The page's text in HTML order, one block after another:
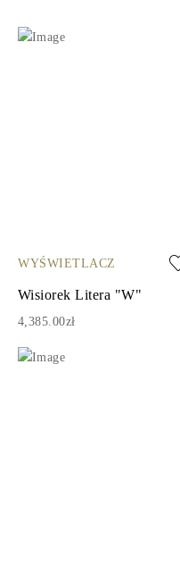
WYŚWIETLACZ
Wisiorek Litera "W"
4,385.00zł